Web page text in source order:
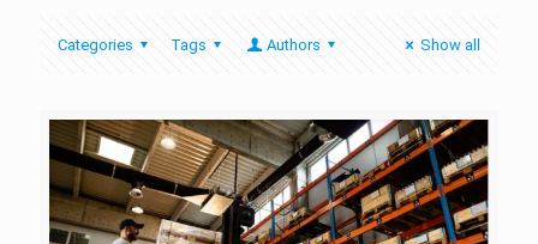
Categories Tags Authors Show all